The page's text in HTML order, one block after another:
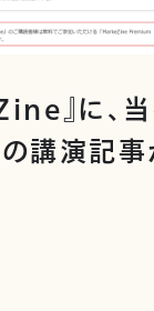
』に、
講演記事